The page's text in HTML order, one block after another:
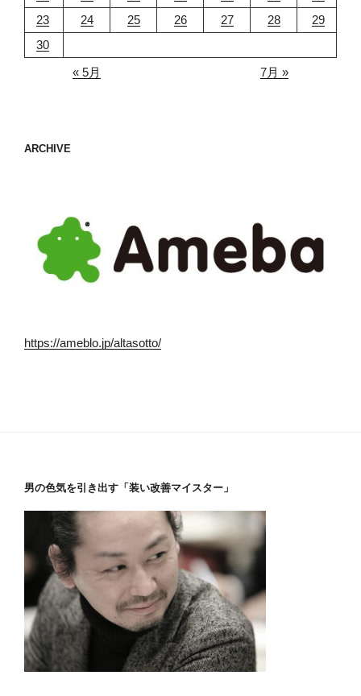
23
24 25 26 27 28
29
30
« 5月
7月 »
ARCHIVE
https://ameblo.jp/altasotto/
男の色気を引き出す「装い改善マイスター」